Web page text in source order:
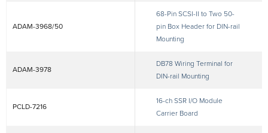
ADAM-3968/50
68-Pin SCSI-II to Two 50-
pin Box Header for DIN-rail
Mounting
ADAM-3978
DB78 Wiring Terminal for
DIN-rail Mounting
PCLD-7216
16-ch SSR I/O Module
Carrier Board